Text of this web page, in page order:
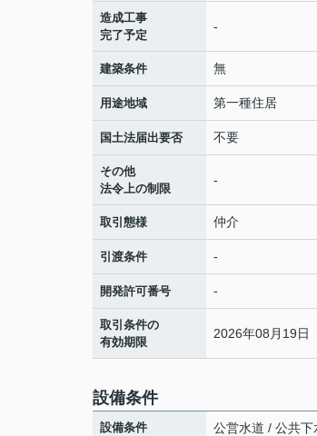
造成工事
完了予定
-
建築条件 無
用途地域 第一種住居
国土法届出要否 不要
その他
法令上の制限
-
取引態様 仲介
引渡条件 -
開発許可番号 -
取引条件の
有効期限
2026年08月19日
設備条件
設備条件 公営水道 / 公共下